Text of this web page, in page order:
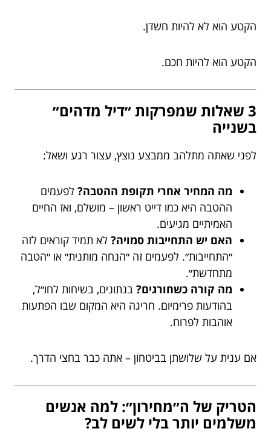
הקטע הוא לא להיות חשדן.
הקטע הוא להיות חכם.
3 שאלות שמפרקות ״דיל מדהים״
בשנייה
לפני שאתה מתלהב ממבצע נוצץ, עצור רגע ושאל:
מה המחיר אחרי תקופת ההטבה? לפעמים
ההטבה היא כמו דייט ראשון – מושלם, ואז החיים
האמיתיים מגיעים.
האם יש התחייבות סמויה? לא תמיד קוראים לזה
״התחייבות״. לפעמים זה ״הנחה מותנית״ או ״הטבה
מתחדשת״.
מה קורה כשחורגים? בנתונים, בשיחות לחו״ל,
בהודעות פרימיום. חריגה היא המקום שבו הפתעות
אוהבות לפרוח.
אם ענית על שלושתן בביטחון – אתה כבר בחצי הדרך.
הטריק של ה״מחירון״: למה אנשים
משלמים יותר בלי לשים לב?